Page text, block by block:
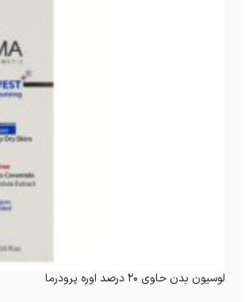
لوسیون بدن حاوی 20 درصد اوره پرودرما